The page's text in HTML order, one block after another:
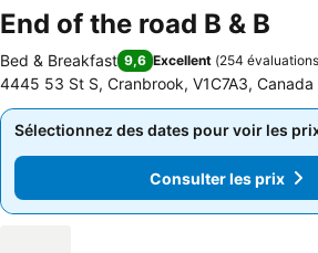
End of the road B & B
Bed & Breakfast 9,6 Excellent (254 évaluations
4445 53 St S, Cranbrook, V1C7A3, Canada
Sélectionnez des dates pour voir les
Consulter les prix
Sélectionnez des dates pour voir les
Consulter les prix